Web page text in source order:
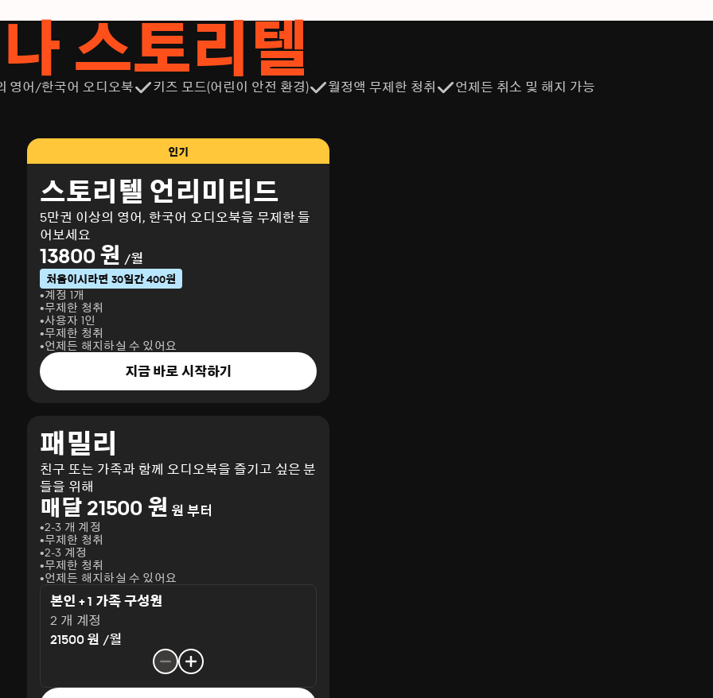
스토리텔
영어/한국어 오디오북 키즈 모드(어린이 안전 환경) 월정액 무제한 청취 언제든 취소 및 해지 가능
인기
스토리텔 언리미티드
5만권 이상의 영어, 한국어 오디오북을 무제한 들
어보세요
13800 원 /월
처음이시라면 30일간 400원
계정 1개
무제한 청취
사용자 1인
무제한 청취
언제든 해지하실 수 있어요
지금 바로 시작하기
패밀리
친구 또는 가족과 함께 오디오북을 즐기고 싶은 분
들을 위해
매달 21500 원 원 부터
2-3 개 계정
무제한 청취
2-3 계정
무제한 청취
언제든 해지하실 수 있어요
본인 + 1 가족 구성원
2 개 계정
21500 원 /월